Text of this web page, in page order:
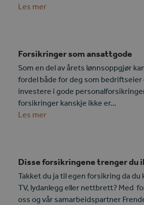
Les mer
Forsikringer som ansattgode
Som en del av årets lønnsoppgjør
fordel både for deg som bedriftseier
investere i gode
forsikringer kanskje ikke er…
Les mer
Disse forsikringene trenger du
Takket du ja til egen forsikring da du
TV, lydanlegg eller nettbrett? Med
oss og vår samarbeidspartner